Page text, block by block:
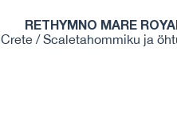
RETHYMNO MARE
Crete / Scaletahommiku ja